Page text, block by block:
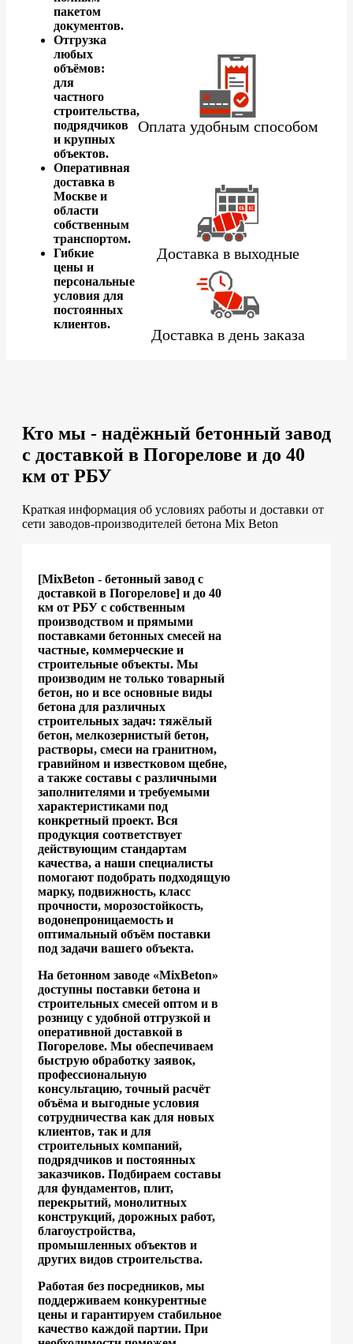
пакетом
документов.
Отгрузка
любых
объёмов:
для
частного
строительства,
подрядчиков
и крупных
объектов.
Оперативная
доставка в
Москве и
области
собственным
транспортом.
Гибкие
цены и
персональные
условия для
постоянных
клиентов.
Оплата удобным способом
Доставка в выходные
Доставка в день заказа
Кто мы - надёжный бетонный завод
с доставкой в Погорелове и до 40
км от РБУ
Краткая информация об условиях работы и доставки от
сети заводов-производителей бетона Mix Beton
[MixBeton - бетонный завод с
доставкой в Погорелове] и до 40
км от РБУ с собственным
производством и прямыми
поставками бетонных смесей на
частные, коммерческие и
строительные объекты. Мы
производим не только товарный
бетон, но и все основные виды
бетона для различных
строительных задач: тяжёлый
бетон, мелкозернистый бетон,
растворы, смеси на гранитном,
гравийном и известковом щебне,
а также составы с различными
заполнителями и требуемыми
характеристиками под
конкретный проект. Вся
продукция соответствует
действующим стандартам
качества, а наши специалисты
помогают подобрать подходящую
марку, подвижность, класс
прочности, морозостойкость,
водонепроницаемость и
оптимальный объём поставки
под задачи вашего объекта.
На бетонном заводе «MixBeton»
доступны поставки бетона и
строительных смесей оптом и в
розницу с удобной отгрузкой и
оперативной доставкой в
Погорелове. Мы обеспечиваем
быструю обработку заявок,
профессиональную
консультацию, точный расчёт
объёма и выгодные условия
сотрудничества как для новых
клиентов, так и для
строительных компаний,
подрядчиков и постоянных
заказчиков. Подбираем составы
для фундаментов, плит,
перекрытий, монолитных
конструкций, дорожных работ,
благоустройства,
промышленных объектов и
других видов строительства.
Работая без посредников, мы
поддерживаем конкурентные
цены и гарантируем стабильное
качество каждой партии. При